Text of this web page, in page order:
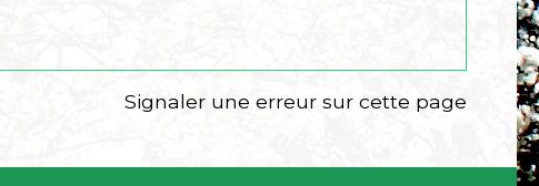
Signaler une erreur sur cette page